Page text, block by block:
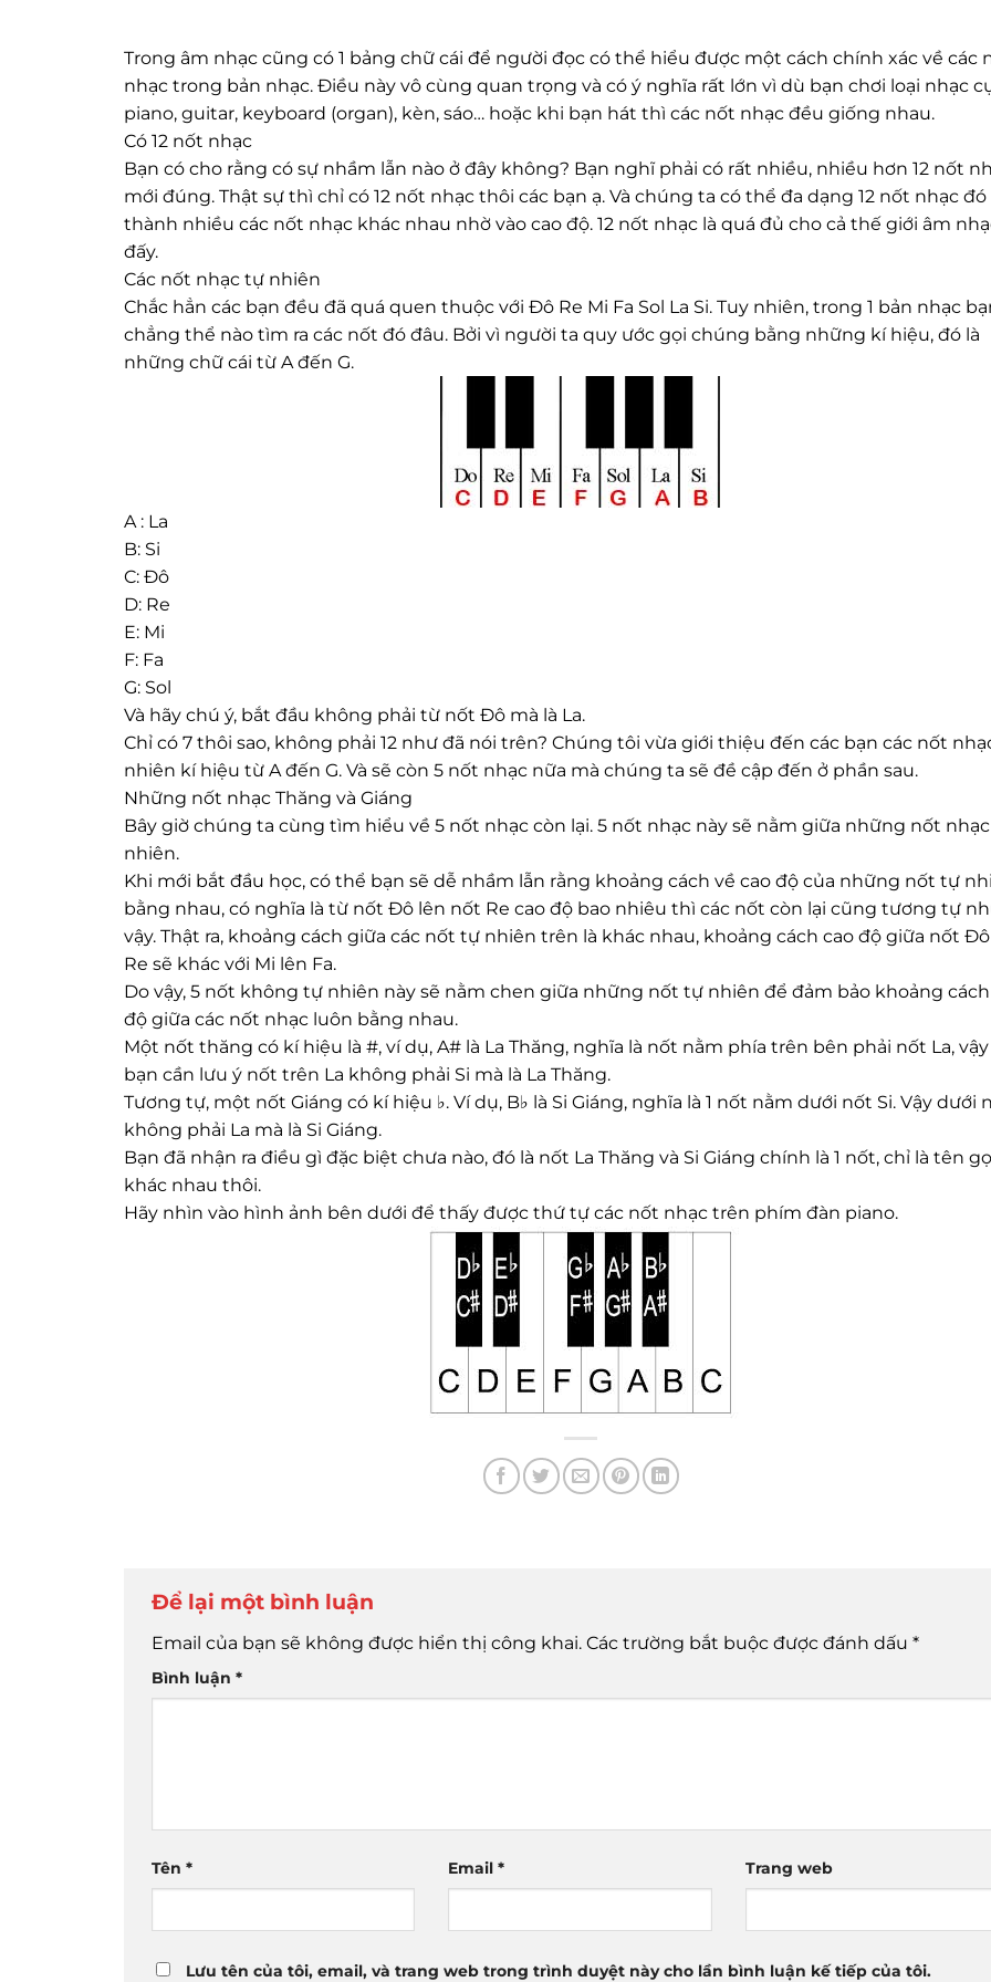
Trong âm nhạc cũng có 1 bảng chữ cái để người đọc có thể hiểu được một cách chính xác về các
nhạc trong bản nhạc. Điều này vô cùng quan trọng và có ý nghĩa rất lớn vì dù bạn chơi loại nhạc
piano, guitar, keyboard (organ), kèn, sáo… hoặc khi bạn hát thì các nốt nhạc đều giống nhau.
Có 12 nốt nhạc
Bạn có cho rằng có sự nhầm lẫn nào ở đây không? Bạn nghĩ phải có rất nhiều, nhiều hơn 12 nốt
mới đúng. Thật sự thì chỉ có 12 nốt nhạc thôi các bạn ạ. Và chúng ta có thể đa dạng 12 nốt nhạc đó
thành nhiều các nốt nhạc khác nhau nhờ vào cao độ. 12 nốt nhạc là quá đủ cho cả thế giới âm
đấy.
Các nốt nhạc tự nhiên
Chắc hẳn các bạn đều đã quá quen thuộc với Đô Re Mi Fa Sol La Si. Tuy nhiên, trong 1 bản nhạc
chẳng thể nào tìm ra các nốt đó đâu. Bởi vì người ta quy ước gọi chúng bằng những kí hiệu, đó là
những chữ cái từ A đến G.
A : La
B: Si
C: Đô
D: Re
E: Mi
F: Fa
G: Sol
Và hãy chú ý, bắt đầu không phải từ nốt Đô mà là La.
Chỉ có 7 thôi sao, không phải 12 như đã nói trên? Chúng tôi vừa giới thiệu đến các bạn các nốt
nhiên kí hiệu từ A đến G. Và sẽ còn 5 nốt nhạc nữa mà chúng ta sẽ đề cập đến ở phần sau.
Những nốt nhạc Thăng và Giáng
Bây giờ chúng ta cùng tìm hiểu về 5 nốt nhạc còn lại. 5 nốt nhạc này sẽ nằm giữa những nốt
nhiên.
Khi mới bắt đầu học, có thể bạn sẽ dễ nhầm lẫn rằng khoảng cách về cao độ của những nốt tự
bằng nhau, có nghĩa là từ nốt Đô lên nốt Re cao độ bao nhiêu thì các nốt còn lại cũng tương tự
vậy. Thật ra, khoảng cách giữa các nốt tự nhiên trên là khác nhau, khoảng cách cao độ giữa nốt
Re sẽ khác với Mi lên Fa.
Do vậy, 5 nốt không tự nhiên này sẽ nằm chen giữa những nốt tự nhiên để đảm bảo khoảng
độ giữa các nốt nhạc luôn bằng nhau.
Một nốt thăng có kí hiệu là #, ví dụ, A# là La Thăng, nghĩa là nốt nằm phía trên bên phải nốt La,
bạn cần lưu ý nốt trên La không phải Si mà là La Thăng.
Tương tự, một nốt Giáng có kí hiệu ♭. Ví dụ, B♭ là Si Giáng, nghĩa là 1 nốt nằm dưới nốt Si. Vậy dưới
không phải La mà là Si Giáng.
Bạn đã nhận ra điều gì đặc biệt chưa nào, đó là nốt La Thăng và Si Giáng chính là 1 nốt, chỉ là tên
khác nhau thôi.
Hãy nhìn vào hình ảnh bên dưới để thấy được thứ tự các nốt nhạc trên phím đàn piano.
Để lại một bình luận
Email của bạn sẽ không được hiển thị công khai. Các trường bắt buộc được đánh dấu *
Bình luận *
Tên * Email* Trang web
Lưu tên của tôi, email, và trang web trong trình duyệt này cho lần bình luận kế tiếp của tôi.